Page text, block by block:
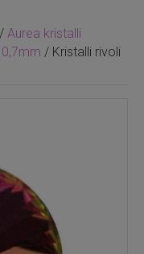
/ Aurea kristalli
/ Kristalli rivoli